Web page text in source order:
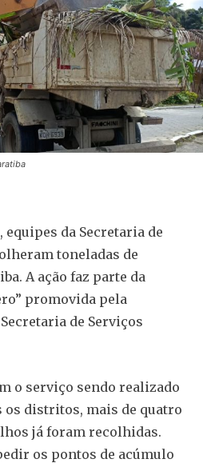
equipes da Secretaria de
toneladas de
A ação faz parte da
promovida pela
de Serviços
o serviço sendo realizado
os distritos, mais de quatro
já foram recolhidas.
os pontos de acúmulo